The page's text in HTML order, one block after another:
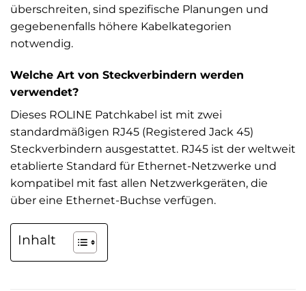
überschreiten, sind spezifische Planungen und
gegebenenfalls höhere Kabelkategorien
notwendig.
Welche Art von Steckverbindern werden
verwendet?
Dieses ROLINE Patchkabel ist mit zwei
standardmäßigen RJ45 (Registered Jack 45)
Steckverbindern ausgestattet. RJ45 ist der weltweit
etablierte Standard für Ethernet-Netzwerke und
kompatibel mit fast allen Netzwerkgeräten, die
über eine Ethernet-Buchse verfügen.
Inhalt